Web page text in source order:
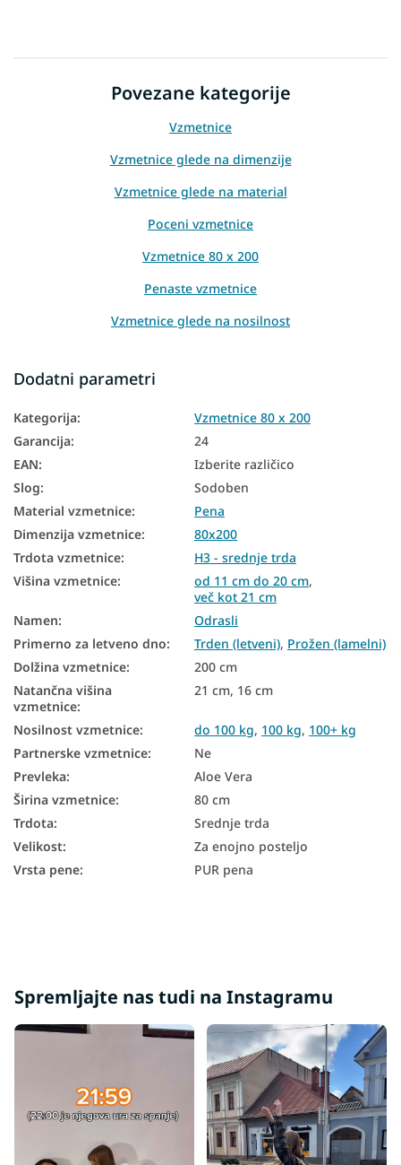
Povezane kategorije
Vzmetnice
Vzmetnice glede na dimenzije
Vzmetnice glede na material
Poceni vzmetnice
Vzmetnice 80 x 200
Penaste vzmetnice
Vzmetnice glede na nosilnost
Najbolje prodajane vzmetnice
Pene vzmetnice 80x200
Poceni vzmetnice 80x200
Vzmetnice glede na nosilnost - 100 kg
Vzmetnice z nosilnostjo do 100 kg
Vzmetnice z nosilnostjo 100+ kg
Dodatni parametri
Kategorija:
Vzmetnice 80 x 200
Garancija:
24
EAN:
Izberite različico
Slog:
Sodoben
Material vzmetnice:
Pena
Dimenzija vzmetnice:
80x200
Trdota vzmetnice:
H3 - srednje trda
Višina vzmetnice: od 11 cm do 20 cm,
več kot 21 cm
Namen:
Odrasli
Primerno za letveno dno: Trden (letveni), Prožen (lamelni)
Dolžina vzmetnice:
200 cm
Natančna višina
vzmetnice:
21 cm, 16 cm
Nosilnost vzmetnice: do 100 kg, 100 kg, 100+ kg
Partnerske vzmetnice:
Ne
Prevleka:
Aloe Vera
Širina vzmetnice:
80 cm
Trdota:
Srednje trda
Velikost:
Za enojno posteljo
Vrsta pene: PUR pena
Spremljajte nas tudi na Instagramu